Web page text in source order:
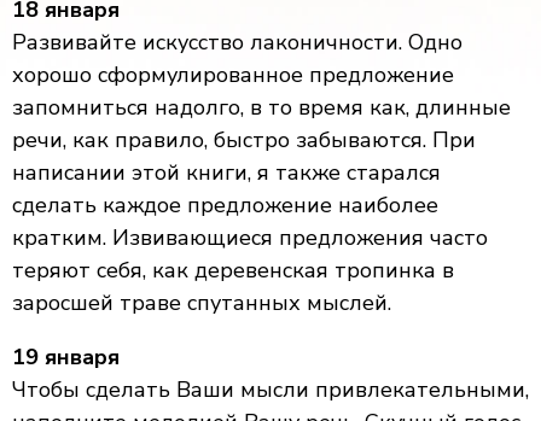
18 января
Развивайте искусство лаконичности. Одно
хорошо сформулированное предложение
запомниться надолго, в то время как, длинные
речи, как правило, быстро забываются. При
написании этой книги, я также старался
сделать каждое предложение наиболее
кратким. Извивающиеся предложения часто
теряют себя, как деревенская тропинка в
заросшей траве спутанных мыслей.
19 января
Чтобы сделать Ваши мысли привлекательными,